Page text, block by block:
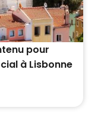
pour
à Lisbonne